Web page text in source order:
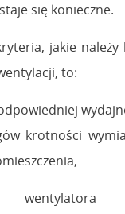
się konieczne.
jakie
to:
krotności
wentylatora